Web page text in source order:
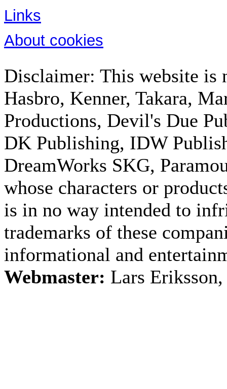
Links
About cookies
Disclaimer: This website is
Hasbro, Kenner, Takara,
Productions, Devil's Due
DK Publishing, IDW
DreamWorks SKG,
whose characters or
is in no way intended to
trademarks of these
informational and
Webmaster: Lars